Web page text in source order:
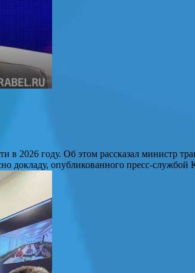
в 2026 году. Об этом рассказал министр
докладу, опубликованного пресс-службой